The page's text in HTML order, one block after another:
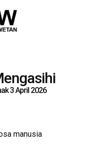
3 April 2026
manusia